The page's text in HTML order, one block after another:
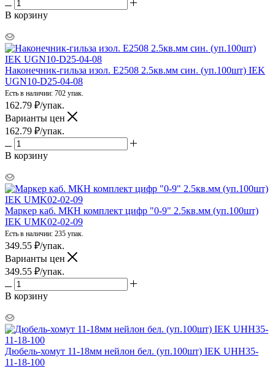
В корзину
Наконечник-гильза изол. Е2508 2.5кв.мм син. (уп.100шт) IEK
UGN10-D25-04-08
Есть в наличии: 702 упак.
162.79 ₽/упак.
Варианты цен
162.79 ₽/упак.
В корзину
Маркер каб. МКН комплект цифр "0-9" 2.5кв.мм (уп.100шт)
IEK UMK02-02-09
Есть в наличии: 235 упак.
349.55 ₽/упак.
Варианты цен
349.55 ₽/упак.
В корзину
Дюбель-хомут 11-18мм нейлон бел. (уп.100шт) IEK UHH35-
11-18-100